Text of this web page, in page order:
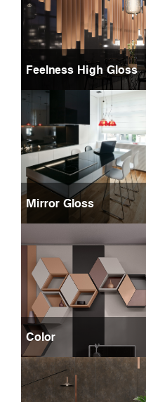
Feelness High Gloss
Mirror Gloss
Color